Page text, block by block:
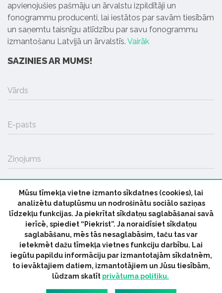
apvienojušies pašmāju un ārvalstu izpildītāji un
fonogrammu producenti, lai iestātos par savām tiesībām
un saņemtu taisnīgu atlīdzību par savu fonogrammu
izmantošanu Latvijā un ārvalstīs. Vairāk
SAZINIES AR MUMS!
Vārds
E-pasts
Ziņojums
SŪTĪT
© 2026 parmuziku.lv, visas tiesības paturētas
ParMuziku.lv Mūzikas Ziņas
Industrijas Ziņas
Industrijas ABC
Mūzika Biznesam Latvijas oficiālais
Mūsu tīmekļa vietne izmanto sīkdatnes (cookies), lai
analizētu datuplūsmu un nodrošinātu sociālo saziņas
līdzekļu funkcijas. Ja piekrītat sīkdatņu saglabāšanai savā
ierīcē, spiediet “Piekrist”. Ja noraidīsiet sīkdatņu
saglabāšanu, mēs tās nesaglabāsim, taču tas var
ietekmēt dažu tīmekļa vietnes funkciju darbību. Lai
iegūtu papildu informāciju par izmantotajām sīkdatnēm,
to ievāktajiem datiem, izmantotājiem un Jūsu tiesībām,
lūdzam skatīt privātuma politiku.